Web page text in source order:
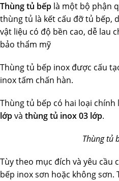
Thùng tủ bếp là một bộ phận
thùng tủ là kết cấu đỡ tủ bếp,
vật liệu có độ bền cao, dễ lau
bảo thẩm mỹ
Thùng tủ bếp inox được cấu
inox tấm chấn hàn.
Thùng tủ bếp có hai loại chính
lớpvà thùng tủ inox 03 lớp.
Thùng tủ
Tùy theo mục đích và yêu cầu
bếp inox sơn hoặc không sơn.